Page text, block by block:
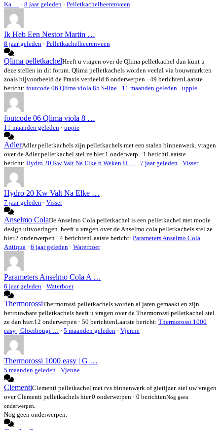
Ka … · 8 jaar geleden · Pelletkachelheerenveen
Ik Heb Een Nestor Martin …
8 jaar geleden · Pelletkachelheerenveen
Qlima pelletkachelHeeft u vragen over de Qlima pelletkachel dan kunt u
deze stellen in dit forum. Qlima pelletkachels worden veelal via bouwmarkten
zoals bijvoorbeeld de Praxis verdeeld.6 onderwerpen · 49 berichtenLaatste
bericht: foutcode 06 Qlima viola 85 S-line · 11 maanden geleden · uppie
foutcode 06 Qlima viola 8 …
11 maanden geleden · uppie
AdlerAdler pelletkachels zijn pelletkachels met een stalen binnenwerk. vragen
over de Adler pelletkachel stel ze hier.1 onderwerp · 1 berichtLaatste
bericht: Hydro 20 Kw Valt Na Elke 6 Weken U … · 7 jaar geleden · Visser
Hydro 20 Kw Valt Na Elke …
7 jaar geleden · Visser
Anselmo ColaDe Anselmo Cola pelletkachel is een pelletkachel met mooie
design uitvoeringen. heeft u vragen over de Anselmo cola pelletkachels stel ze
hier.2 onderwerpen · 4 berichtenLaatste bericht: Parameters Anselmo Cola
Antiqua · 6 jaar geleden · Waterboer
Parameters Anselmo Cola A …
6 jaar geleden · Waterboer
ThermorossiThermorossi pelletkachels worden al jaren gemaakt en zijn
betrouwbare pelletkachels heeft u vragen over de Thermorossi pelletkachel stel
ze dan hier.12 onderwerpen · 50 berichtenLaatste bericht: Thermorossi 1000
easy | Gloeibougi … · 5 maanden geleden · Vjenne
Thermorossi 1000 easy | G …
5 maanden geleden · Vjenne
ClementiClementi pelletkachel met rvs binnenwerk of gietijzer. stel uw vragen
over Clementi pelletkachels hier.0 onderwerpen · 0 berichtenNog geen
onderwerpen.
Nog geen onderwerpen.